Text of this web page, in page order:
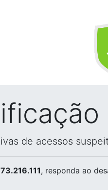
de acessos
, responda ao